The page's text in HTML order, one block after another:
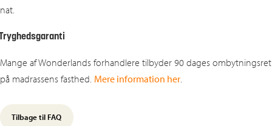
nat.
Mange af Wonderlands forhandlere tilbyder 90 dages ombytningsret
på madrassens fasthed. Mere information her
Tilbage til FAQ